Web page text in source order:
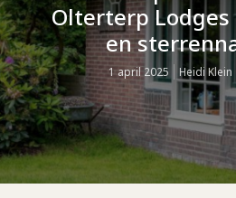
Olterterp Lodges
en
1 april 2025 Heidi Klein